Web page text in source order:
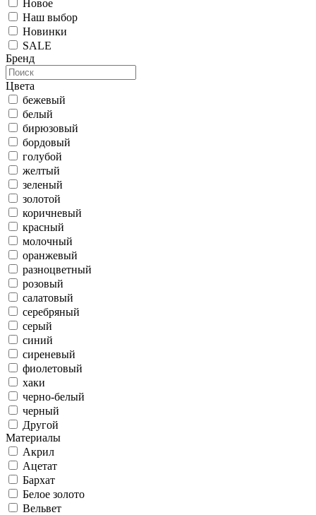
Новое
Наш выбор
Новинки
SALE
Бренд
Цвета
бежевый
белый
бирюзовый
бордовый
голубой
желтый
зеленый
золотой
коричневый
красный
молочный
оранжевый
разноцветный
розовый
салатовый
серебряный
серый
синий
сиреневый
фиолетовый
хаки
черно-белый
черный
Другой
Материалы
Акрил
Ацетат
Бархат
Белое золото
Вельвет